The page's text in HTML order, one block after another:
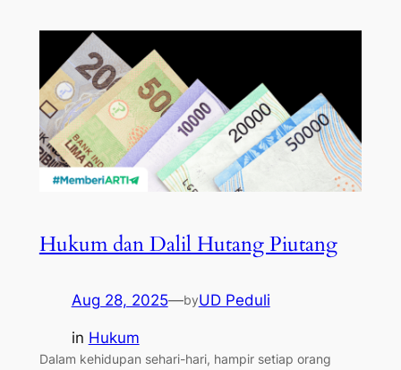
Hukum dan Dalil Hutang Piutang
Aug 28, 2025—byUD Peduli
in Hukum
Dalam kehidupan sehari-hari, hampir setiap orang